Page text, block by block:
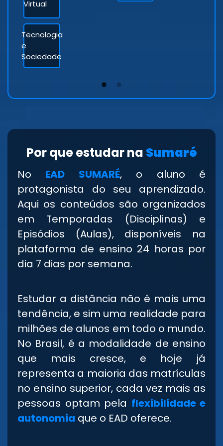
Virtual
Tecnologia
e
Sociedade
1 2
Por que estudar na Sumaré
No EAD SUMARÉ, o aluno é
protagonista do seu aprendizado.
Aqui os conteúdos são organizados
em Temporadas (Disciplinas) e
Episódios (Aulas), disponíveis na
plataforma de ensino 24 horas por
dia 7 dias por semana.
Estudar a distância não é mais uma
tendência, e sim uma realidade para
milhões de alunos em todo o mundo.
No Brasil, é a modalidade de ensino
que mais cresce, e hoje já
representa a maioria das matrículas
no ensino superior, cada vez mais as
pessoas optam pela flexibilidade e
autonomia que o EAD oferece.